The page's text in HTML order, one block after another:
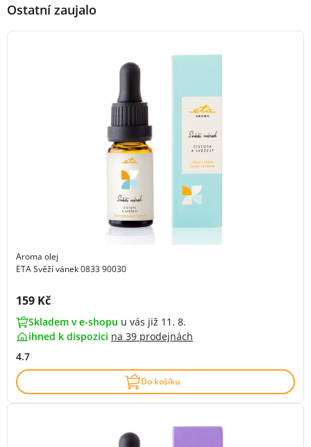
Ostatní zaujalo
Aroma olej
ETA Svěží vánek 0833 90030
Cena s DPH:
159 Kč
Skladem v e-shopu u vás již 11. 8.
ihned k dispozici na 39 prodejnách
4.7
Do košíku